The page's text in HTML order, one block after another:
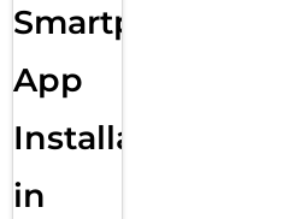
Smartphone
App
Installation
in